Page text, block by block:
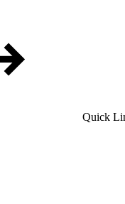
Quick